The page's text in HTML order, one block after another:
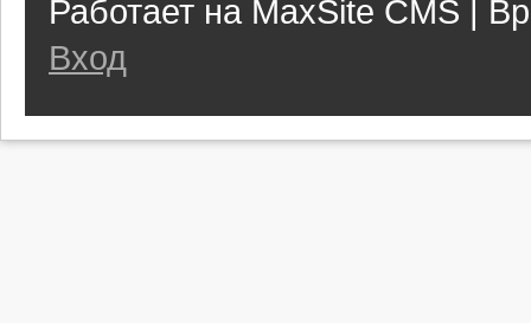
Работает на MaxSite CMS |
Вход